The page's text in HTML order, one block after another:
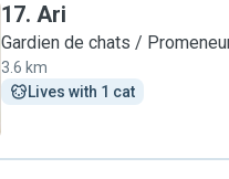
17. Ari
Gardien de chats /
3.6 km
Lives with 1 cat